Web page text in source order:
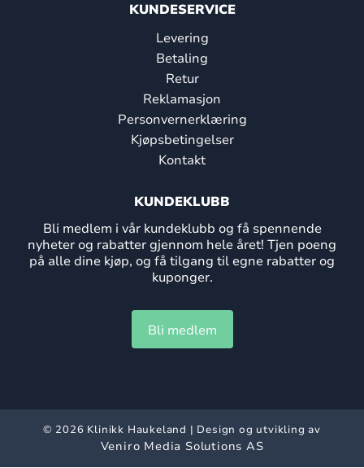
KUNDESERVICE
Levering
Betaling
Retur
Reklamasjon
Personvernerklæring
Kjøpsbetingelser
Kontakt
KUNDEKLUBB
Bli medlem i vår kundeklubb og få spennende
nyheter og rabatter gjennom hele året! Tjen poeng
på alle dine kjøp, og få tilgang til egne rabatter og
kuponger.
Bli medlem
© 2026 Klinikk Haukeland | Design og utvikling av
Veniro Media Solutions AS